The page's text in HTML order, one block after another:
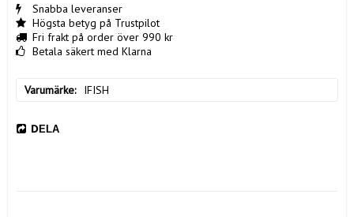
Snabba leveranser
Högsta betyg på Trustpilot
Fri frakt på order över 990 kr
Betala säkert med Klarna
Varumärke IFISH
DELA